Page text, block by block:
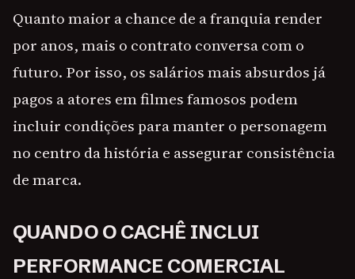
Quanto maior a chance de a franquia render
por anos, mais o contrato conversa com o
futuro. Por isso, os salários mais absurdos já
pagos a atores em filmes famosos podem
incluir condições para manter o personagem
no centro da história e assegurar consistência
de marca.
QUANDO O CACHÊ INCLUI
PERFORMANCE COMERCIAL